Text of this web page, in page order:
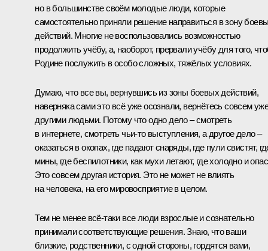
но в большинстве своём молодые люди, которые
самостоятельно приняли решение направиться в зону
действий. Многие не воспользовались возможностью
продолжить учёбу, а, наоборот, прервали учёбу для того,
Родине послужить в особо сложных, тяжёлых условиях.
Думаю, что все вы, вернувшись из зоны боевых действий,
наверняка сами это всё уже осознали, вернётесь совсем
другими людьми. Потому что одно дело – смотреть
в интернете, смотреть чьи-то выступления, а другое дело –
оказаться в окопах, где падают снаряды, где пули свистят,
мины, где беспилотники, как мухи летают, где холодно и
Это совсем другая история. Это не может не влиять
на человека, на его мировосприятие в целом.
Тем не менее всё-таки все люди взрослые и сознательно
принимали соответствующие решения. Знаю, что ваши
близкие, родственники, с одной стороны, гордятся вами,